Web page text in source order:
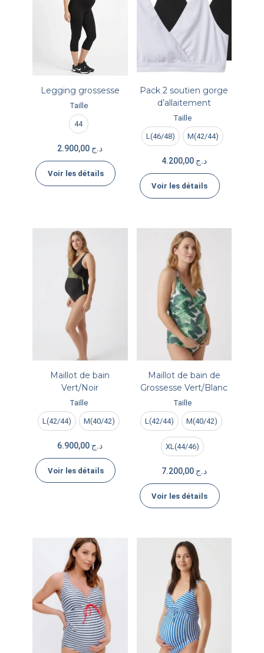
Legging grossesse
Taille
44
د.ج
Voir les détails
Pack 2 soutien gorge
d’allaitement
Taille
L(46/48) M(42/44)
د.ج 4.200,00
Voir les détails
Maillot de bain
Vert/Noir
Taille
L(42/44) M(40/42)
د.ج
Voir les détails
Maillot de bain de
Grossesse Vert/Blanc
Taille
L(42/44) M(40/42)
XL(44/46)
د.ج 7.200,00
Voir les détails